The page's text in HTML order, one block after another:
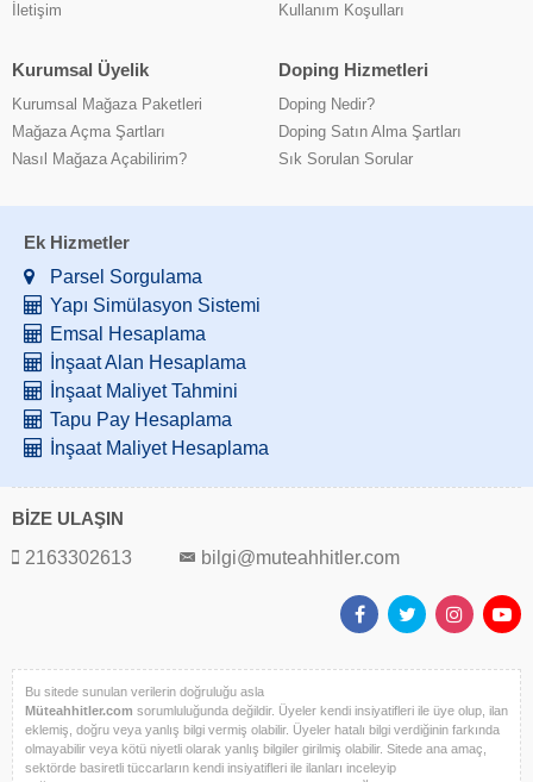
İletişim
Kullanım Koşulları
Kurumsal Üyelik
Kurumsal Mağaza Paketleri
Mağaza Açma Şartları
Nasıl Mağaza Açabilirim?
Doping Hizmetleri
Doping Nedir?
Doping Satın Alma Şartları
Sık Sorulan Sorular
Ek Hizmetler
Parsel Sorgulama
Yapı Simülasyon Sistemi
Emsal Hesaplama
İnşaat Alan Hesaplama
İnşaat Maliyet Tahmini
Tapu Pay Hesaplama
İnşaat Maliyet Hesaplama
BİZE ULAŞIN
2163302613
bilgi@muteahhitler.com
Bu sitede sunulan verilerin doğruluğu asla
Müteahhitler.com sorumluluğunda değildir. Üyeler kendi insiyatifleri ile üye olup, ilan
eklemiş, doğru veya yanlış bilgi vermiş olabilir. Üyeler hatalı bilgi verdiğinin farkında
olmayabilir veya kötü niyetli olarak yanlış bilgiler girilmiş olabilir. Sitede ana amaç,
sektörde basiretli tüccarların kendi insiyatifleri ile ilanları inceleyip